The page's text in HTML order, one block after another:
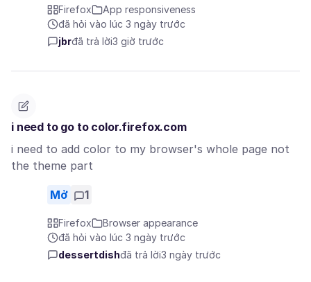
Firefox
App responsiveness
đã hỏi vào lúc 3 ngày trước
jbrđã trả lời3 giờ trước
i need to go to color.firefox.com
i need to add color to my browser's whole page not
the theme part
Mở 1
Firefox
Browser appearance
đã hỏi vào lúc 3 ngày trước
dessertdishđã trả lời3 ngày trước